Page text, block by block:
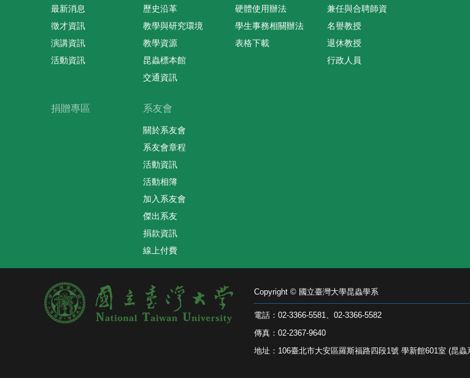
最新消息
徵才資訊
演講資訊
活動資訊
歷史沿革
教學與研究環境
教學資源
昆蟲標本館
交通資訊
硬體使用辦法
學生事務相關辦法
表格下載
兼任與合聘師資
名譽教授
退休教授
行政人員
捐贈專區 系友會
關於系友會
系友會章程
活動資訊
活動相簿
加入系友會
傑出系友
捐款資訊
線上付費
Copyright © 國立臺灣大學昆蟲學系
電話：02-3366-5581、02-3366-5582
傳真：02-2367-9640
地址：106臺北市大安區羅斯福路四段1號 學新館601室 (昆蟲